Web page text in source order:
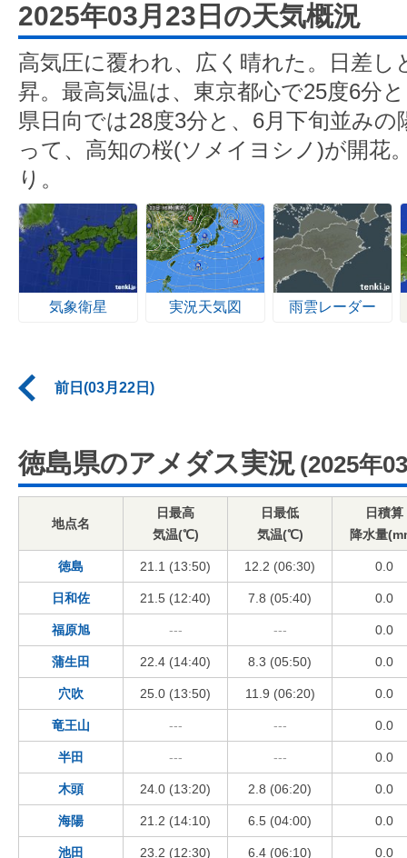
2025年03月23日の天気概況
高気圧に覆われ、広く晴れた。日差し
昇。最高気温は、東京都心で25度6分
県日向では28度3分と、6月下旬並み
って、高知の桜(ソメイヨシノ)が開花
り。
気象衛星 実況天気図 雨雲レーダー
前日(03月22日)
徳島県のアメダス実況 (2025年
地点名
日最高
気温(℃)
日最低
気温(℃)
日積算
降水量
徳島 21.1 (13:50) 12.2 (06:30) 0.0
日和佐 21.5 (12:40) 7.8 (05:40) 0.0
福原旭 --- --- 0.0
蒲生田 22.4 (14:40) 8.3 (05:50) 0.0
穴吹 25.0 (13:50) 11.9 (06:20) 0.0
竜王山 --- --- 0.0
半田 --- --- 0.0
木頭 24.0 (13:20) 2.8 (06:20) 0.0
海陽 21.2 (14:10) 6.5 (04:00) 0.0
池田 23.2 (12:30) 6.4 (06:10) 0.0